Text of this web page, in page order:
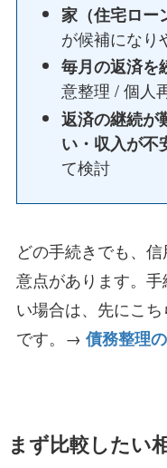
家（住宅ロー
が候補になり
毎月の返済を
意整理 / 個人
返済の継続が
い・収入が不
て検討
どの手続きでも、
意点があります。
い場合は、先にこ
です。→ 債務整理
まず比較したい